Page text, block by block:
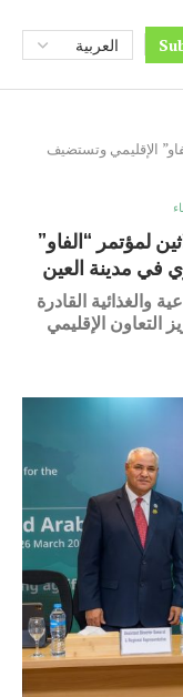
الإقليمي وتستضيف
لمؤتمر “الفاو”
في مدينة العين
والغذائية القادرة
التعاون الإقليمي